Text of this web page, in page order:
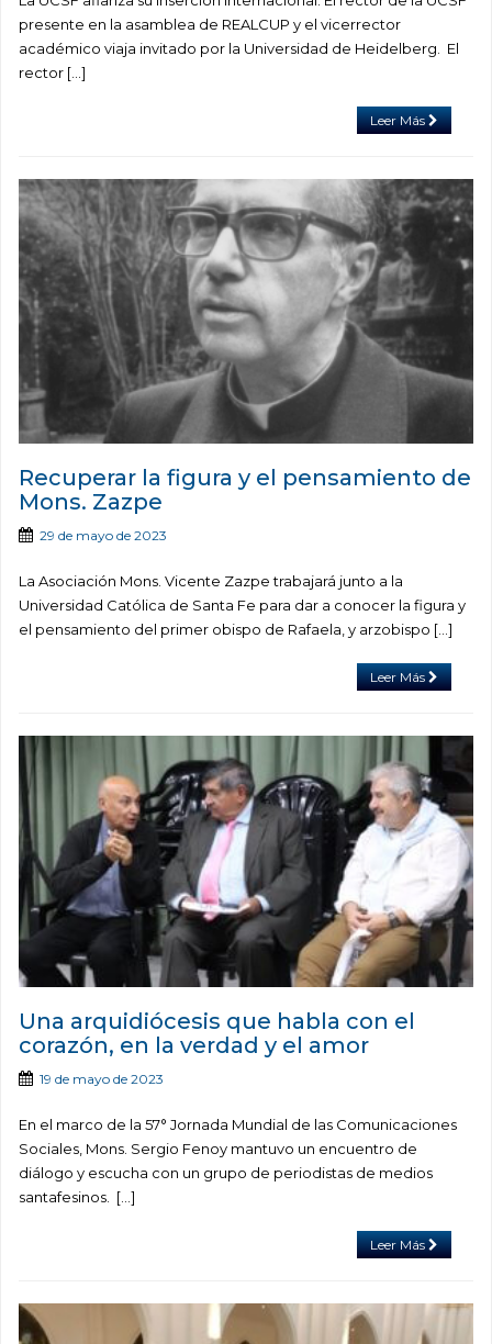
presente en la asamblea de REALCUP y el vicerrector
académico viaja invitado por la Universidad de Heidelberg. El
rector […]
Leer Más
Recuperar la figura y el pensamiento de
Mons. Zazpe
29 de mayo de 2023
La Asociación Mons. Vicente Zazpe trabajará junto a la
Universidad Católica de Santa Fe para dar a conocer la figura y
el pensamiento del primer obispo de Rafaela, y arzobispo […]
Leer Más
Una arquidiócesis que habla con el
corazón, en la verdad y el amor
19 de mayo de 2023
En el marco de la 57° Jornada Mundial de las Comunicaciones
Sociales, Mons. Sergio Fenoy mantuvo un encuentro de
diálogo y escucha con un grupo de periodistas de medios
santafesinos. […]
Leer Más